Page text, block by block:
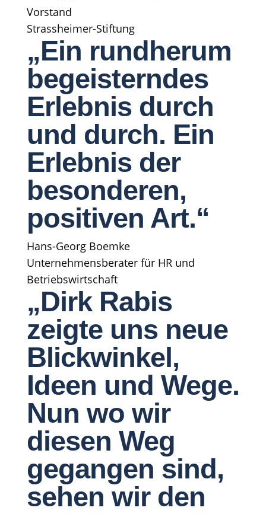
Vorstand
Strassheimer-Stiftung
„Ein rundherum
begeisterndes
Erlebnis durch
und durch. Ein
Erlebnis der
besonderen,
positiven Art.“
Hans-Georg Boemke
Unternehmensberater für HR und
Betriebswirtschaft
„Dirk Rabis
zeigte uns neue
Blickwinkel,
Ideen und Wege.
Nun wo wir
diesen Weg
gegangen sind,
sehen wir den